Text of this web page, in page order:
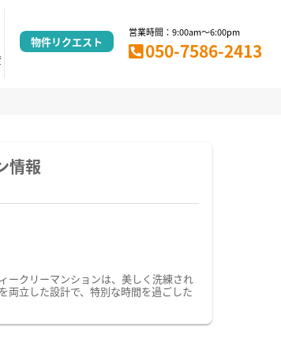
物件リクエスト
営業時間：9:00am～6:00pm
050-7586-2413
情報
ークリーマンションは、美しく洗練され
両立した設計で、特別な時間を過ごした